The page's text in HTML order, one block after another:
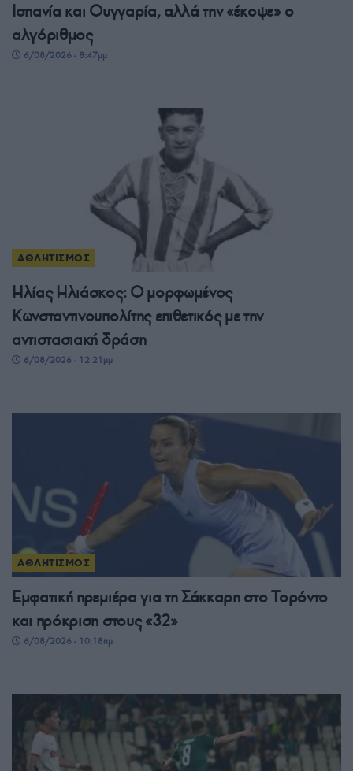
Ισπανία και Ουγγαρία, αλλά την «έκοψε» ο
αλγόριθμος
6/08/2026 - 8:47μμ
ΑΘΛΗΤΙΣΜΟΣ
Ηλίας Ηλιάσκος: Ο μορφωμένος
Κωνσταντινουπολίτης επιθετικός με την
αντιστασιακή δράση
6/08/2026 - 12:21μμ
ΑΘΛΗΤΙΣΜΟΣ
Εμφατική πρεμιέρα για τη Σάκκαρη στο Τορόντο
και πρόκριση στους «32»
6/08/2026 - 10:18πμ